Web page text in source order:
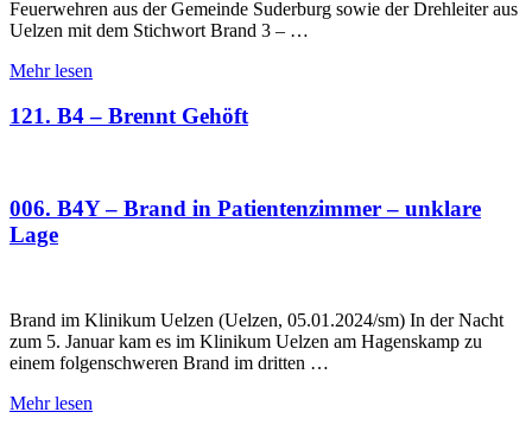
Feuerwehren aus der Gemeinde Suderburg sowie der Drehleiter aus
Uelzen mit dem Stichwort Brand 3 – …
Mehr lesen
121. B4 – Brennt Gehöft
006. B4Y – Brand in Patientenzimmer – unklare
Lage
Brand im Klinikum Uelzen (Uelzen, 05.01.2024/sm) In der Nacht
zum 5. Januar kam es im Klinikum Uelzen am Hagenskamp zu
einem folgenschweren Brand im dritten …
Mehr lesen